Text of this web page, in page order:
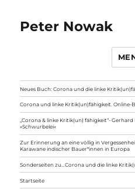
Peter Nowak
Neues Buch: Corona und die linke
Corona und linke Kritik(un)fähigkeit. Online-
„Corona & linke Kritik(un) fähigkeit“-
»Schwurbelei«
Zur Erinnerung an eine völlig in
Karawane indischer Bauer*innen in Europa
Sonderseiten zu…Corona und die linke
Startseite